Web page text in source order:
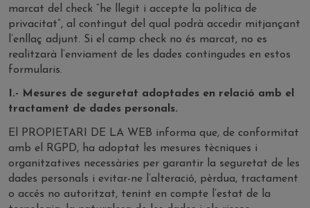
marcat del check “he llegit i accepte la política de
privacitat”, al contingut del qual podrà accedir mitjançant
l’enllaç adjunt. Si el camp check no és marcat, no es
realitzarà l’enviament de les dades contingudes en estos
formularis.
I.- Mesures de seguretat adoptades en relació amb el
tractament de dades personals.
El PROPIETARI DE LA WEB informa que, de conformitat
amb el RGPD, ha adoptat les mesures tècniques i
organitzatives necessàries per garantir la seguretat de les
dades personals i evitar-ne l’alteració, pèrdua, tractament
o accés no autoritzat, tenint en compte l’estat de la